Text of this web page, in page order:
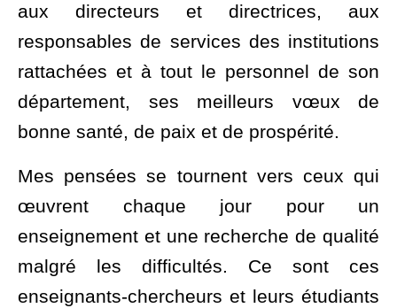
aux directeurs et directrices, aux
responsables de services des institutions
rattachées et à tout le personnel de son
département, ses meilleurs vœux de
bonne santé, de paix et de prospérité.
Mes pensées se tournent vers ceux qui
œuvrent chaque jour pour un
enseignement et une recherche de qualité
malgré les difficultés. Ce sont ces
enseignants-chercheurs et leurs étudiants